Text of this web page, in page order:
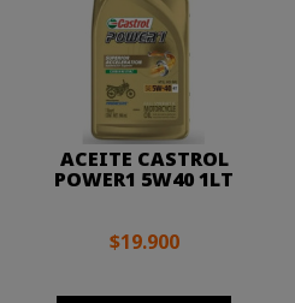
ACEITE CASTROL
POWER1 5W40 1LT
$19.900